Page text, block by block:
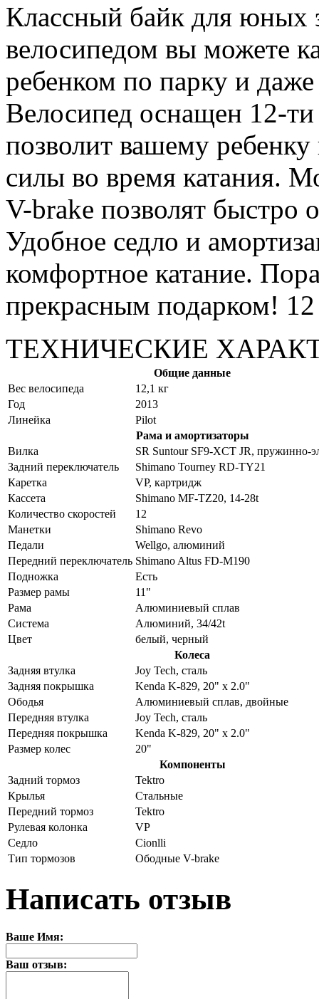
Классный байк для юных
велосипедом вы можете
ребенком по парку и
Велосипед оснащен 12-
позволит вашему ребенку
силы во время катания.
V-brake позволят быстро
Удобное седло и
комфортное катание.
прекрасным подарком! 12
ТЕХНИЧЕСКИЕ
Общие данные
Вес велосипеда
12,1 кг
Год
2013
Линейка
Pilot
Рама и амортизаторы
Вилка
SR Suntour SF9-XCT JR, пружинно-
Задний переключатель
Shimano Tourney RD-TY21
Каретка
VP, картридж
Кассета
Shimano MF-TZ20, 14-28t
Количество скоростей
12
Манетки
Shimano Revo
Педали
Wellgo, алюминий
Передний переключатель Shimano Altus FD-M190
Подножка
Есть
Размер рамы
11"
Рама
Алюминиевый сплав
Система
Алюминий, 34/42t
Цвет
белый, черный
Колеса
Задняя втулка
Joy Tech, сталь
Задняя покрышка
Kenda K-829, 20" х 2.0"
Ободья
Алюминиевый сплав, двойные
Передняя втулка
Joy Tech, сталь
Передняя покрышка
Kenda K-829, 20" х 2.0"
Размер колес
20"
Компоненты
Задний тормоз
Tektro
Крылья
Стальные
Передний тормоз
Tektro
Рулевая колонка
VP
Седло
Cionlli
Тип тормозов
Ободные V-brake
Написать отзыв
Ваше Имя:
Ваш отзыв: